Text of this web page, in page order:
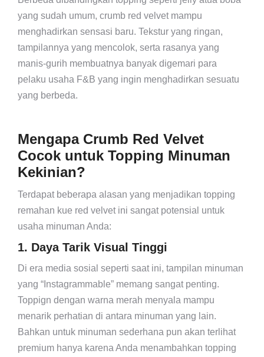
yang sudah umum, crumb red velvet mampu
menghadirkan sensasi baru. Tekstur yang ringan,
tampilannya yang mencolok, serta rasanya yang
manis-gurih membuatnya banyak digemari para
pelaku usaha F&B yang ingin menghadirkan sesuatu
yang berbeda.
Mengapa Crumb Red Velvet
Cocok untuk Topping Minuman
Kekinian?
Terdapat beberapa alasan yang menjadikan topping
remahan kue red velvet ini sangat potensial untuk
usaha minuman Anda:
1. Daya Tarik Visual Tinggi
Di era media sosial seperti saat ini, tampilan minuman
yang “Instagrammable” memang sangat penting.
Toppign dengan warna merah menyala mampu
menarik perhatian di antara minuman yang lain.
Bahkan untuk minuman sederhana pun akan terlihat
premium hanya karena Anda menambahkan topping